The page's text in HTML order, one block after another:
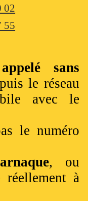
02
55
sans
le réseau
avec le
le numéro
arnaque, ou
réellement à